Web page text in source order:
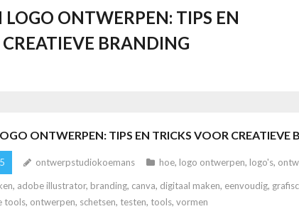
LOGO ONTWERPEN: TIPS EN
BRANDING
ONTWERPEN: TIPS EN TRICKS VOOR CREATIEVE
ontwerpstudiokoemans hoe, logo ontwerpen, logo's,
, adobe illustrator, branding, canva, digitaal maken, eenvoudig,
tools, ontwerpen, schetsen, testen, tools, vormen